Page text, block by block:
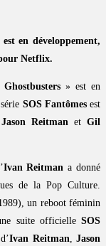
est en développement,
Netflix.
Ghostbusters» est en
SOS Fantômesest
Jason Reitman etGil
Ivan Reitman a donné
de la Pop Culture.
un reboot féminin
suite officielleSOS
Ivan Reitman,Jason